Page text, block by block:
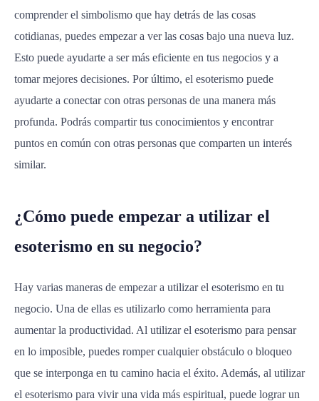
comprender el simbolismo que hay detrás de las cosas
cotidianas, puedes empezar a ver las cosas bajo una nueva luz.
Esto puede ayudarte a ser más eficiente en tus negocios y a
tomar mejores decisiones. Por último, el esoterismo puede
ayudarte a conectar con otras personas de una manera más
profunda. Podrás compartir tus conocimientos y encontrar
puntos en común con otras personas que comparten un interés
similar.
¿Cómo puede empezar a utilizar el
esoterismo en su negocio?
Hay varias maneras de empezar a utilizar el esoterismo en tu
negocio. Una de ellas es utilizarlo como herramienta para
aumentar la productividad. Al utilizar el esoterismo para pensar
en lo imposible, puedes romper cualquier obstáculo o bloqueo
que se interponga en tu camino hacia el éxito. Además, al utilizar
el esoterismo para vivir una vida más espiritual, puede lograr un